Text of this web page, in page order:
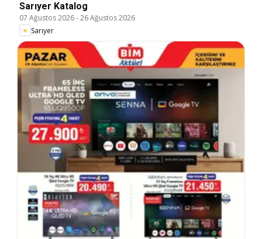
Sarıyer Katalog
07 Ağustos 2026-26 Ağustos 2026
Sarıyer